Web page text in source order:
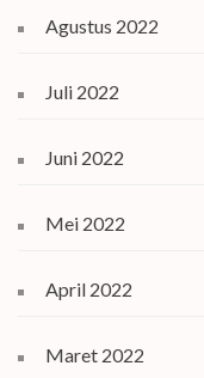
Agustus 2022
Juli 2022
Juni 2022
Mei 2022
April 2022
Maret 2022